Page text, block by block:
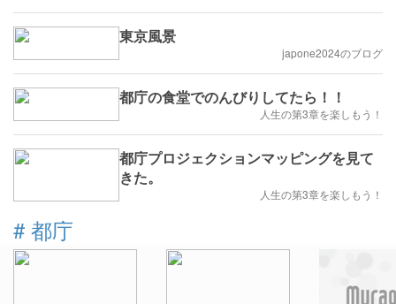
東京風景
japone2024のブログ
都庁の食堂でのんびりしてたら！！
人生の第3章を楽しもう！
都庁プロジェクションマッピングを見て
きた。
人生の第3章を楽しもう！
# 都庁